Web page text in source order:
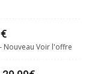
Nouveau Voir l'offre